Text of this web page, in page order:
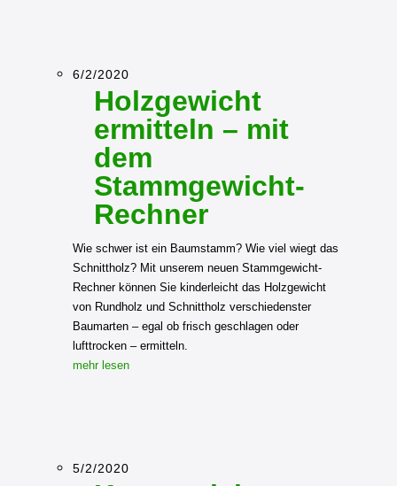
6/2/2020
Holzgewicht
ermitteln – mit
dem
Stammgewicht-
Rechner
Wie schwer ist ein Baumstamm? Wie viel wiegt das
Schnittholz? Mit unserem neuen Stammgewicht-
Rechner können Sie kinderleicht das Holzgewicht
von Rundholz und Schnittholz verschiedenster
Baumarten – egal ob frisch geschlagen oder
lufttrocken – ermitteln.
mehr lesen
5/2/2020